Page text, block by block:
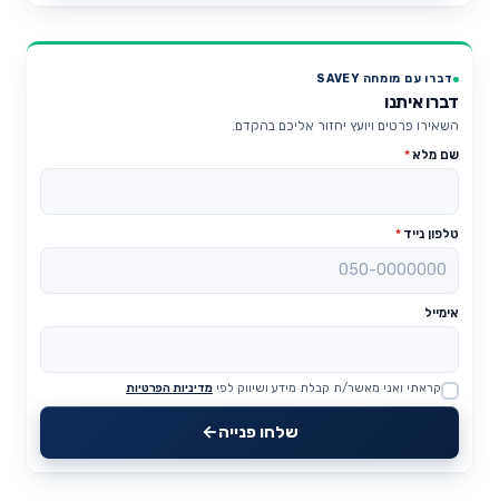
דברו עם מומחה SAVEY
דברו איתנו
השאירו פרטים ויועץ יחזור אליכם בהקדם.
שם מלא*
טלפון נייד *
אימייל
Website
קראתי ואני מאשר/ת קבלת מידע ושיווק לפי מדיניות הפרטיות
שלחו פנייה